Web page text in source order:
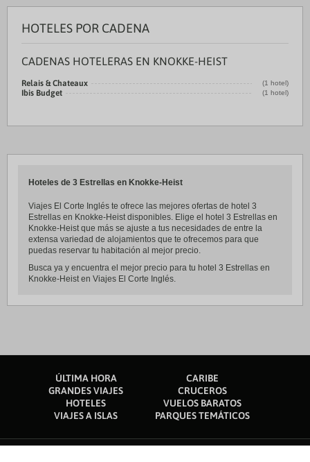
HOTELES POR CADENA
CADENAS HOTELERAS EN KNOKKE-HEIST
Relais & Chateaux (1 hotel)
Ibis Budget (1 hotel)
Hoteles de 3 Estrellas en Knokke-Heist
Viajes El Corte Inglés te ofrece las mejores ofertas de hotel 3
Estrellas en Knokke-Heist disponibles. Elige el hotel 3 Estrellas en
Knokke-Heist que más se ajuste a tus necesidades de entre la
extensa variedad de alojamientos que te ofrecemos para que
puedas reservar tu habitación al mejor precio.
Busca ya y encuentra el mejor precio para tu hotel 3 Estrellas en
Knokke-Heist en Viajes El Corte Inglés.
ÚLTIMA HORA
CARIBE
GRANDES VIAJES
CRUCEROS
HOTELES
VUELOS BARATOS
VIAJES A ISLAS
PARQUES TEMÁTICOS